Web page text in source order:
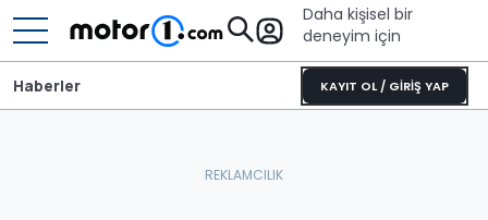
Daha kişisel bir
deneyim için
KAYIT OL / GİRİŞ YAP
Haberler